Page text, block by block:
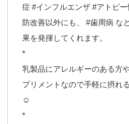
症 #インフルエンザ #アトピ
防改善以外にも、 #歯周病 な
果を発揮してくれます。
*
乳製品にアレルギーのある方
プリメントなので手軽に摂れ
☺︎
*